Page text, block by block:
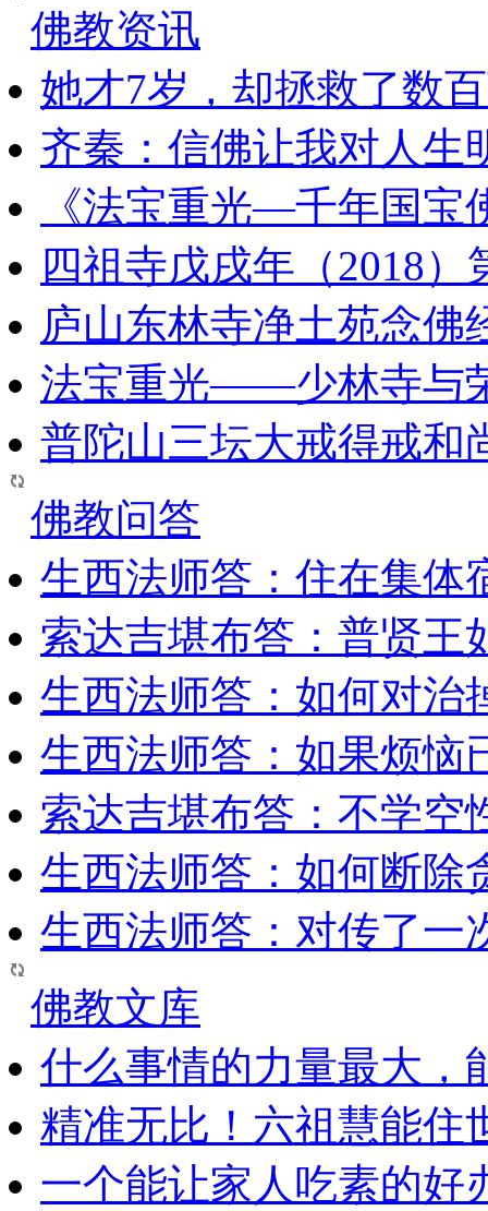
佛教资讯
她才7岁，却拯救了数
齐秦：信佛让我对人生
《法宝重光—千年国宝
四祖寺戊戌年（2018
庐山东林寺净土苑念佛
法宝重光——少林寺与
普陀山三坛大戒得戒和
佛教问答
生西法师答：住在集体
索达吉堪布答：普贤王
生西法师答：如何对治
生西法师答：如果烦恼
索达吉堪布答：​不学空
生西法师答：如何断除
生西法师答：对传了一
佛教文库
什么事情的力量最大，
精准无比！六祖慧能住
一个能让家人吃素的好